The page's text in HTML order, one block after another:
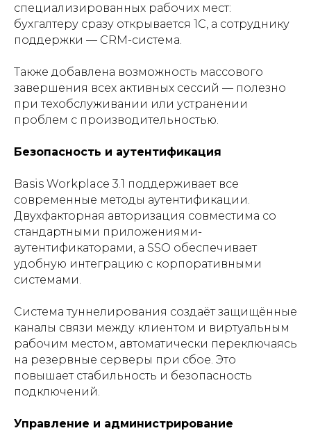
специализированных рабочих мест:
бухгалтеру сразу открывается 1С, а сотруднику
поддержки — CRM-система.
Также добавлена возможность массового
завершения всех активных сессий — полезно
при техобслуживании или устранении
проблем с производительностью.
Безопасность и аутентификация
Basis Workplace 3.1 поддерживает все
современные методы аутентификации.
Двухфакторная авторизация совместима со
стандартными приложениями-
аутентификаторами, а SSO обеспечивает
удобную интеграцию с корпоративными
системами.
Система туннелирования создаёт защищённые
каналы связи между клиентом и виртуальным
рабочим местом, автоматически переключаясь
на резервные серверы при сбое. Это
повышает стабильность и безопасность
подключений.
Управление и администрирование